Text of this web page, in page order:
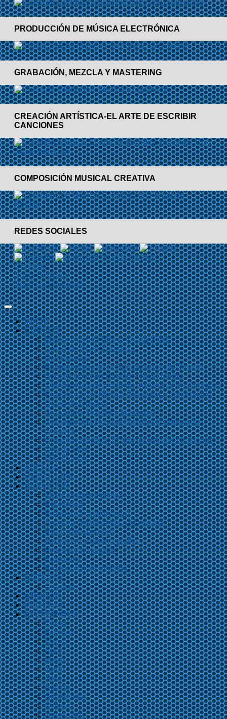
PRODUCCIÓN DE MÚSICA ELECTRÓNICA
GRABACIÓN, MEZCLA Y MASTERING
CREACIÓN ARTÍSTICA-EL ARTE DE ESCRIBIR
CANCIONES
COMPOSICIÓN MUSICAL CREATIVA
REDES SOCIALES
Contacto
Sube Tu Grupo
Sube Un Concierto
INICIO
CURSOS
Master class El Momo y Lady Funk
Curso de Dj en Zaragoza
Dj Avanzado
Fundamentos de la Sonorización de Directo
Sonorización en Directo – Nivel Medio
Combo musical moderno presencial en Zaragoza
Producción de Música Electrónica con Ableton
Curso de Cubase
Grabación, Mezcla y Mastering
Composición Musical Creativa Exploración
Creativa
Creación artística. El arte de escribir canciones
One To One
Más Cursos…
AGENDA
VIDEOCLIPS
SERVICIOS
Músicos para eventos
Publicidad
Producción audiovisual
Asesoramiento jurídico al músico
Road management
Ilustración y diseño gráfico
Producción musical
Fotografía
Producción de eventos
NOTICIAS
Crónicas
GRUPOS
PODCAST
EFEMÉRIDES
Enero
Febrero
Marzo
Abril
Mayo
Junio
Julio
Agosto
Septiembre
Octubre
Noviembre